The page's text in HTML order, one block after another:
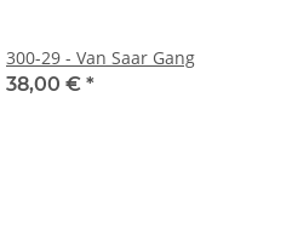
300-29 - Van Saar Gang
38,00 € *